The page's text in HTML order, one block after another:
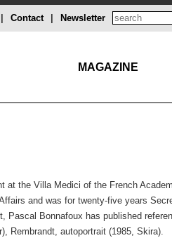
Newsletter
Contact
MAGAZINE
at the Villa Medici of the French
and was for twenty-five years
Bonnafoux has published
Rembrandt, autoportrait (1985, Skira).